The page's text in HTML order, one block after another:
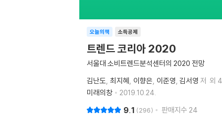
소득공제
오늘의책
트렌드 코리아 2020
서울대 소비트렌드분석센터의 2020 전망
김난도 최지혜 이향은 이준영 김서영 저 외
미래의창
2019.10.24.
9.1 296 판매지수 24